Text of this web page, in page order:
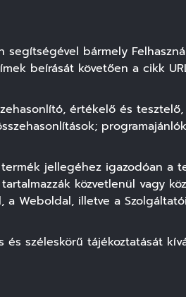
bármely
beírását követően a cikk
értékelő és
jellegéhez igazodóan a
közvetlenül vagy
a Weboldal, illetve a
széleskörű tájékoztatását